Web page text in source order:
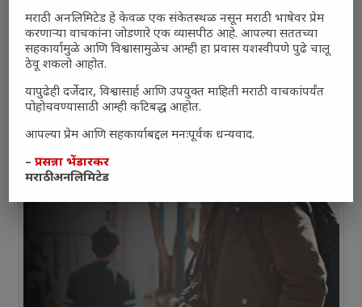
मराठी अनलिमिटेड हे केवळ एक संकेतस्थळ नसून मराठी भाषेवर प्रेम
करणाऱ्या वाचकांना जोडणारे एक व्यासपीठ आहे. आपल्या सततच्या
सहकार्यामुळे आणि विश्वासामुळेच आम्ही हा प्रवास यशस्वीपणे पुढे चालू
ठेवू शकलो आहोत.
यापुढेही दर्जेदार, विश्वासार्ह आणि उपयुक्त माहिती मराठी वाचकांपर्यंत
पोहोचवण्यासाठी आम्ही कटिबद्ध आहोत.
आपल्या प्रेम आणि सहकार्याबद्दल मनःपूर्वक धन्यवाद.
–प्रसन्ना भेंडारकर
मराठी अनलिमिटेड